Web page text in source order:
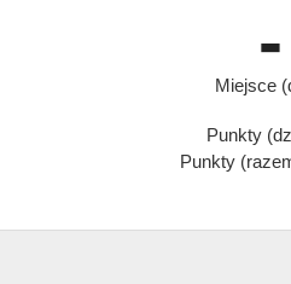
-
Miejsce
Punkty
Punkty